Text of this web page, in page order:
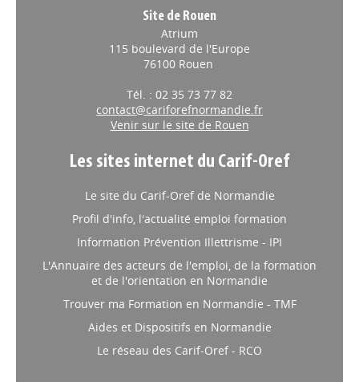
Site de Rouen
Atrium
115 boulevard de l'Europe
76100 Rouen
Tél. : 02 35 73 77 82
contact@cariforefnormandie.fr
Venir sur le site de Rouen
Les sites internet du Carif-Oref
Le site du Carif-Oref de Normandie
Profil d'info, l'actualité emploi formation
Information Prévention Illettrisme - IPI
L'Annuaire des acteurs de l'emploi, de la formation
et de l'orientation en Normandie
Trouver ma Formation en Normandie - TMF
Aides et Dispositifs en Normandie
Le réseau des Carif-Oref - RCO